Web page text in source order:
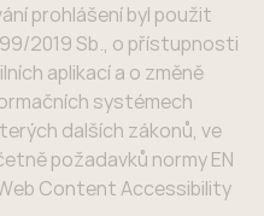
prohlášení byl použit
2019 Sb., o přístupnosti
aplikací a o změně
systémech
dalších zákonů, ve
požadavků normy EN
Content Accessibility